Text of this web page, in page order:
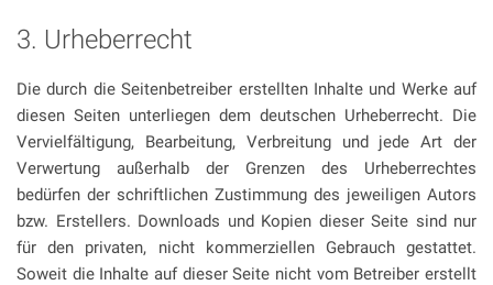
3. Urheberrecht
Die durch die Seitenbetreiber erstellten Inhalte und Werke auf
diesen Seiten unterliegen dem deutschen Urheberrecht. Die
Vervielfältigung, Bearbeitung, Verbreitung und jede Art der
Verwertung außerhalb der Grenzen des Urheberrechtes
bedürfen der schriftlichen Zustimmung des jeweiligen Autors
bzw. Erstellers. Downloads und Kopien dieser Seite sind nur
für den privaten, nicht kommerziellen Gebrauch gestattet.
Soweit die Inhalte auf dieser Seite nicht vom Betreiber erstellt